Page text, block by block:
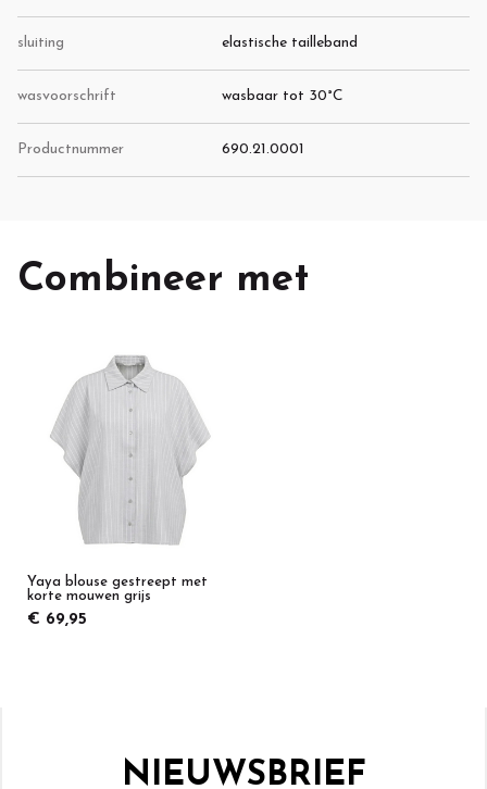
sluiting elastische tailleband
wasvoorschrift wasbaar tot 30°C
Productnummer 690.21.0001
Combineer met
Yaya blouse gestreept met
korte mouwen grijs
€ 69,95
NIEUWSBRIEF